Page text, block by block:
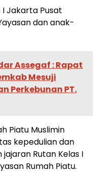
I Jakarta Pusat
dan anak-
Assegaf : Rapat
Mesuji
Perkebunan PT.
Piatu Muslimin
kepedulian dan
Rutan Kelas I
Rumah Piatu.